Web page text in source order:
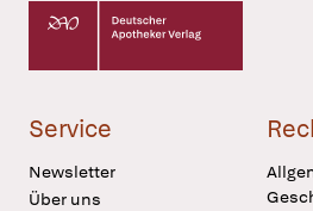
Deutscher Apotheker Verlag Logo
Service
Newsletter
Über uns